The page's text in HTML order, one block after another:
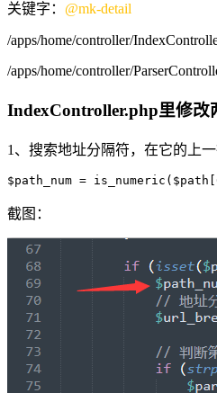
关键字： @mk-detail
/apps/home/controller/
/apps/home/controller/
IndexController.php里修改
1、搜索地址分隔符，在它的上
$path_num =
截图：